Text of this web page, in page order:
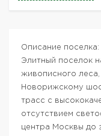
Описание поселка:
Элитный поселок
живописного
Новорижскому
трасс с
отсутствием
центра Москвы до